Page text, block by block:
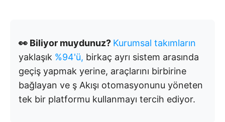
👀 Biliyor muydunuz? Kurumsal takımların
yaklaşık %94'ü, birkaç ayrı sistem arasında
geçiş yapmak yerine, araçlarını birbirine
bağlayan ve ş Akışı otomasyonunu yöneten
tek bir platformu kullanmayı tercih ediyor.